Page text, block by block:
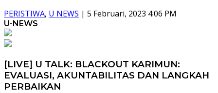
PERISTIWA, U NEWS | 5 Februari, 2023 4:06 PM
U-NEWS
[LIVE] U TALK: BLACKOUT KARIMUN:
EVALUASI, AKUNTABILITAS DAN LANGKAH
PERBAIKAN